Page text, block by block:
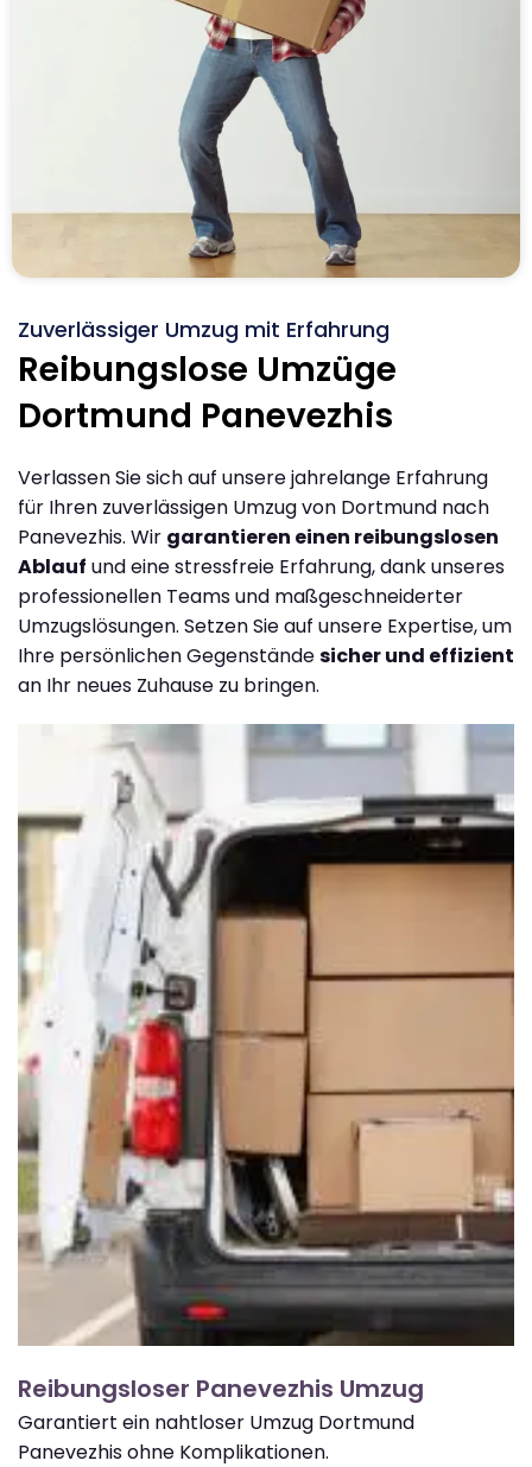
Zuverlässiger Umzug mit Erfahrung
Reibungslose Umzüge
Dortmund Panevezhis
Verlassen Sie sich auf unsere jahrelange Erfahrung
für Ihren zuverlässigen Umzug von Dortmund nach
Panevezhis. Wir garantieren einen reibungslosen
Ablauf und eine stressfreie Erfahrung, dank unseres
professionellen Teams und maßgeschneiderter
Umzugslösungen. Setzen Sie auf unsere Expertise, um
Ihre persönlichen Gegenständesicher und effizient
an Ihr neues Zuhause zu bringen.
Reibungsloser Panevezhis Umzug
Garantiert ein nahtloser Umzug Dortmund
Panevezhis ohne Komplikationen.